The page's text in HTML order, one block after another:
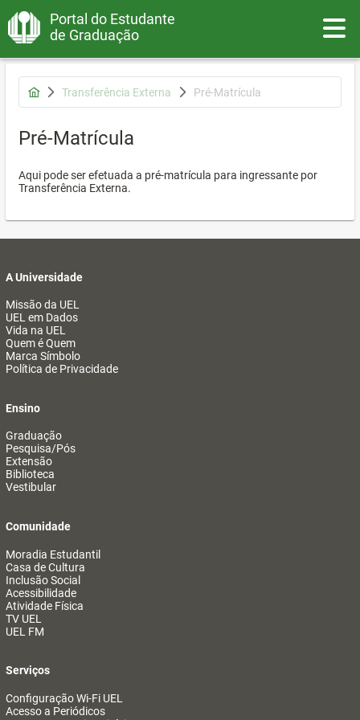
Portal do Estudante
de Graduação
Transferência Externa Pré-Matrícula
Pré-Matrícula
Aqui pode ser efetuada a pré-matrícula para ingressante por
Transferência Externa.
A Universidade
Missão da UEL
UEL em Dados
Vida na UEL
Quem é Quem
Marca Símbolo
Política de Privacidade
Ensino
Graduação
Pesquisa/Pós
Extensão
Biblioteca
Vestibular
Comunidade
Moradia Estudantil
Casa de Cultura
Inclusão Social
Acessibilidade
Atividade Física
TV UEL
UEL FM
Serviços
Configuração Wi-Fi UEL
Acesso a Periódicos